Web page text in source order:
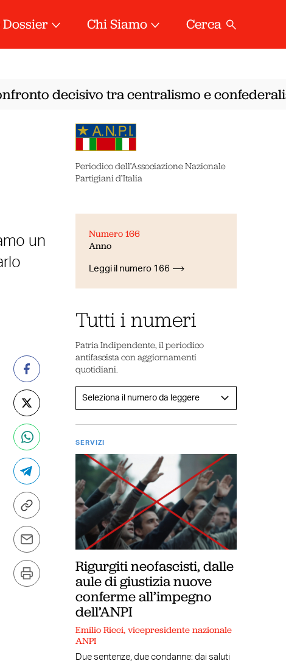
Dossier Chi Siamo Cerca
decisivo tra centralismo e
un
Periodico dell’Associazione Nazionale
Partigiani d’Italia
Numero 166
Anno
Leggi il numero 166
Tutti i numeri
Patria Indipendente, il periodico
antifascista con aggiornamenti
quotidiani.
SERVIZI
Rigurgiti neofascisti, dalle
aule di giustizia nuove
conferme all’impegno
dell’ANPI
Emilio Ricci, vicepresidente nazionale
ANPI
Due sentenze, due condanne: dai saluti